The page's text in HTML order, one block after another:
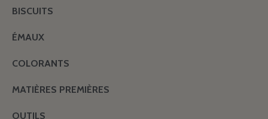
BISCUITS
ÉMAUX
COLORANTS
MATIÈRES PREMIÈRES
OUTILS